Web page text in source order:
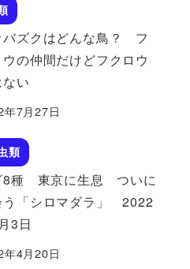
バズクはどんな鳥？ フ
ウの仲間だけどフクロウ
い
年7月27日
類
8種 東京に生息 ついに
う「シロマダラ」 2022
3日
年4月20日